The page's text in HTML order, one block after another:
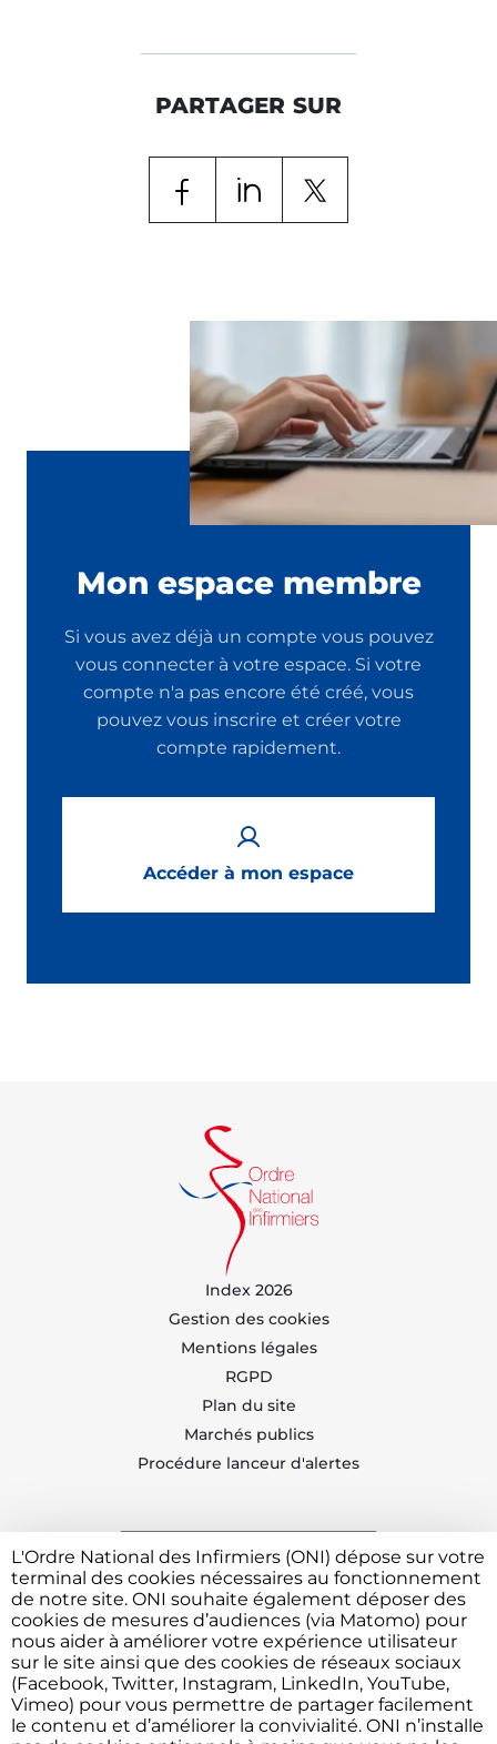
PARTAGER SUR
Mon espace membre
Si vous avez déjà un compte vous pouvez
vous connecter à votre espace. Si votre
compte n'a pas encore été créé, vous
pouvez vous inscrire et créer votre
compte rapidement.
Accéder à mon espace
Index 2026
Gestion des cookies
Mentions légales
RGPD
Plan du site
Marchés publics
Procédure lanceur d'alertes
Trouvez votre CDOI
Contacter l'ONI
Vous avez besoin de déposer une plainte ou faire un
L'Ordre National des Infirmiers (ONI) dépose sur votre
terminal des cookies nécessaires au fonctionnement
de notre site. ONI souhaite également déposer des
cookies de mesures d’audiences (via Matomo) pour
nous aider à améliorer votre expérience utilisateur
sur le site ainsi que des cookies de réseaux sociaux
(Facebook, Twitter, Instagram, LinkedIn, YouTube,
Vimeo) pour vous permettre de partager facilement
le contenu et d’améliorer la convivialité. ONI n’installe